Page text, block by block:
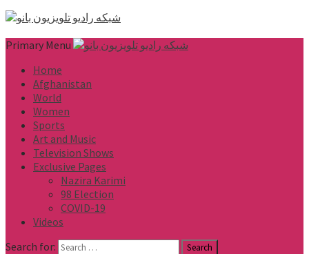
Primary Menu
Home
Afghanistan
World
Women
Sports
Art and Music
Television Shows
Exclusive Pages
Nazira Karimi
98 Election
COVID-19
Videos
Search for: